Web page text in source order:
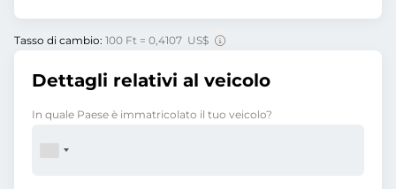
Tasso di cambio: 100 Ft = 0,4107 US$
Dettagli relativi al veicolo
In quale Paese è immatricolato il tuo veicolo?